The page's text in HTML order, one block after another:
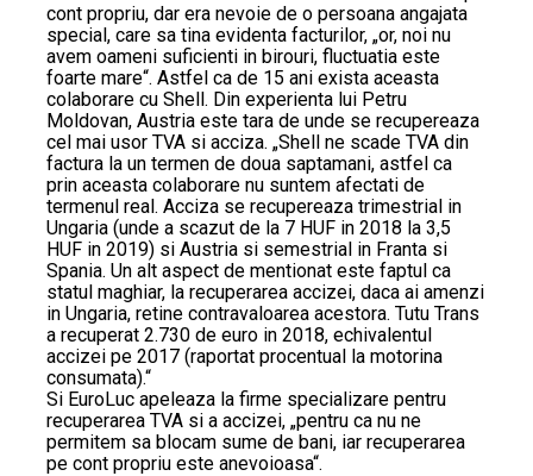
cont propriu, dar era nevoie de o persoana angajata
special, care sa tina evidenta facturilor, „or, noi nu
avem oameni suficienti in birouri, fluctuatia este
foarte mare“. Astfel ca de 15 ani exista aceasta
colaborare cu Shell. Din experienta lui Petru
Moldovan, Austria este tara de unde se recupereaza
cel mai usor TVA si acciza. „Shell ne scade TVA din
factura la un termen de doua saptamani, astfel ca
prin aceasta colaborare nu suntem afectati de
termenul real. Acciza se recupereaza trimestrial in
Ungaria (unde a scazut de la 7 HUF in 2018 la 3,5
HUF in 2019) si Austria si semestrial in Franta si
Spania. Un alt aspect de mentionat este faptul ca
statul maghiar, la recuperarea accizei, daca ai amenzi
in Ungaria, retine contravaloarea acestora. Tutu Trans
a recuperat 2.730 de euro in 2018, echivalentul
accizei pe 2017 (raportat procentual la motorina
consumata).“
Si EuroLuc apeleaza la firme specializare pentru
recuperarea TVA si a accizei, „pentru ca nu ne
permitem sa blocam sume de bani, iar recuperarea
pe cont propriu este anevoioasa“.